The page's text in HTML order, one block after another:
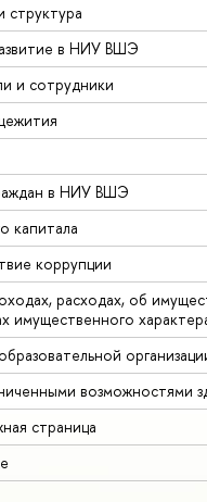
структура
в НИУ ВШЭ
и сотрудники
в НИУ ВШЭ
капитала
коррупции
расходах, об
имущественного
возможностями
страница